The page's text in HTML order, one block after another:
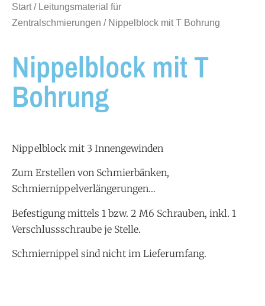
Start/ Leitungsmaterial für
Zentralschmierungen / Nippelblock mit T Bohrung
Nippelblock mit T
Bohrung
Nippelblock mit 3 Innengewinden
Zum Erstellen von Schmierbänken,
Schmiernippelverlängerungen…
Befestigung mittels 1 bzw. 2 M6 Schrauben, inkl. 1
Verschlussschraube je Stelle.
Schmiernippel sind nicht im Lieferumfang.